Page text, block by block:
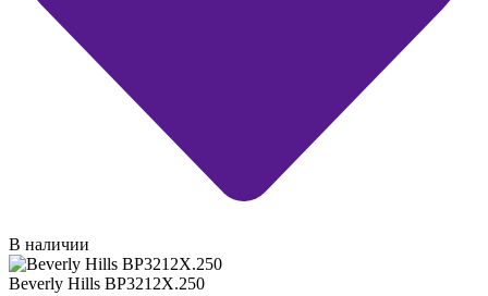
В наличии
Beverly Hills BP3212X.250